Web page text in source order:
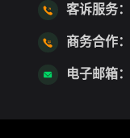
客诉服务：
商务合作：
电子邮箱：